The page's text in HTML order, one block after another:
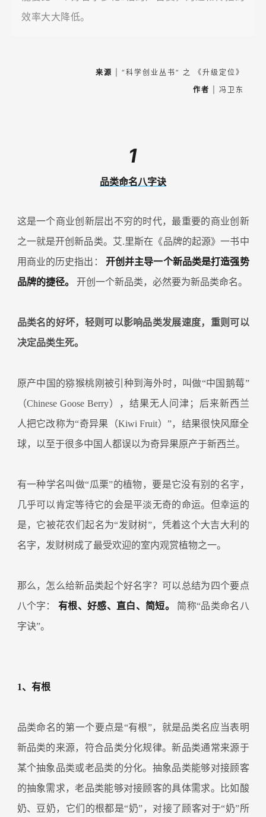
效率大大降低。
来源 “科学创业丛书” 之
《升级定位》
作者
| 冯卫东
1
品类命名八字诀
这是一个商业创新层出不穷的时代，最重要的商业创新
之一就是开创新品类。艾.里斯在《品牌的起源》一书中
用商业的历史指出： 开创并主导一个新品类是打造强势
品牌的捷径。 开创一个新品类，必然要为新品类命名。
品类名的好坏，轻则可以影响品类发展速度，重则可以
决定品类生死。
原产中国的猕猴桃刚被引种到海外时，叫做“中国鹅莓”
（Chinese Goose Berry），结果无人问津；后来新西兰
人把它改称为“奇异果（Kiwi Fruit）”，结果很快风靡全
球，以至于很多中国人都误以为奇异果原产于新西兰。
有一种学名叫做“瓜栗”的植物，要是它没有别的名字，
几乎可以肯定等待它的会是平淡无奇的命运。但幸运的
是，它被花农们起名为“发财树”，凭着这个大吉大利的
名字，发财树成了最受欢迎的室内观赏植物之一。
那么，怎么给新品类起个好名字？可以总结为四个要点
八个字：有根、好感、直白、简短。 简称“品类命名八
字诀”。
1、有根
品类命名的第一个要点是“有根”，就是品类名应当表明
新品类的来源，符合品类分化规律。新品类通常来源于
某个抽象品类或老品类的分化。抽象品类能够对接顾客
的抽象需求，老品类能够对接顾客的具体需求。比如酸
奶、豆奶，它们的根都是“奶”，对接了顾客对于“奶”所